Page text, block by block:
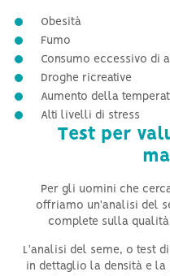
Obesità
Fumo
Consumo eccessivo di
Droghe ricreative
Aumento della
Alti livelli di stress
Test per
Per gli uomini che
offriamo un'analisi del
complete sulla
L'analisi del seme, o test
in dettaglio la densità e